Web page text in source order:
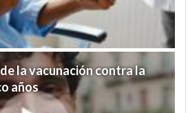
la vacunación contra la
años